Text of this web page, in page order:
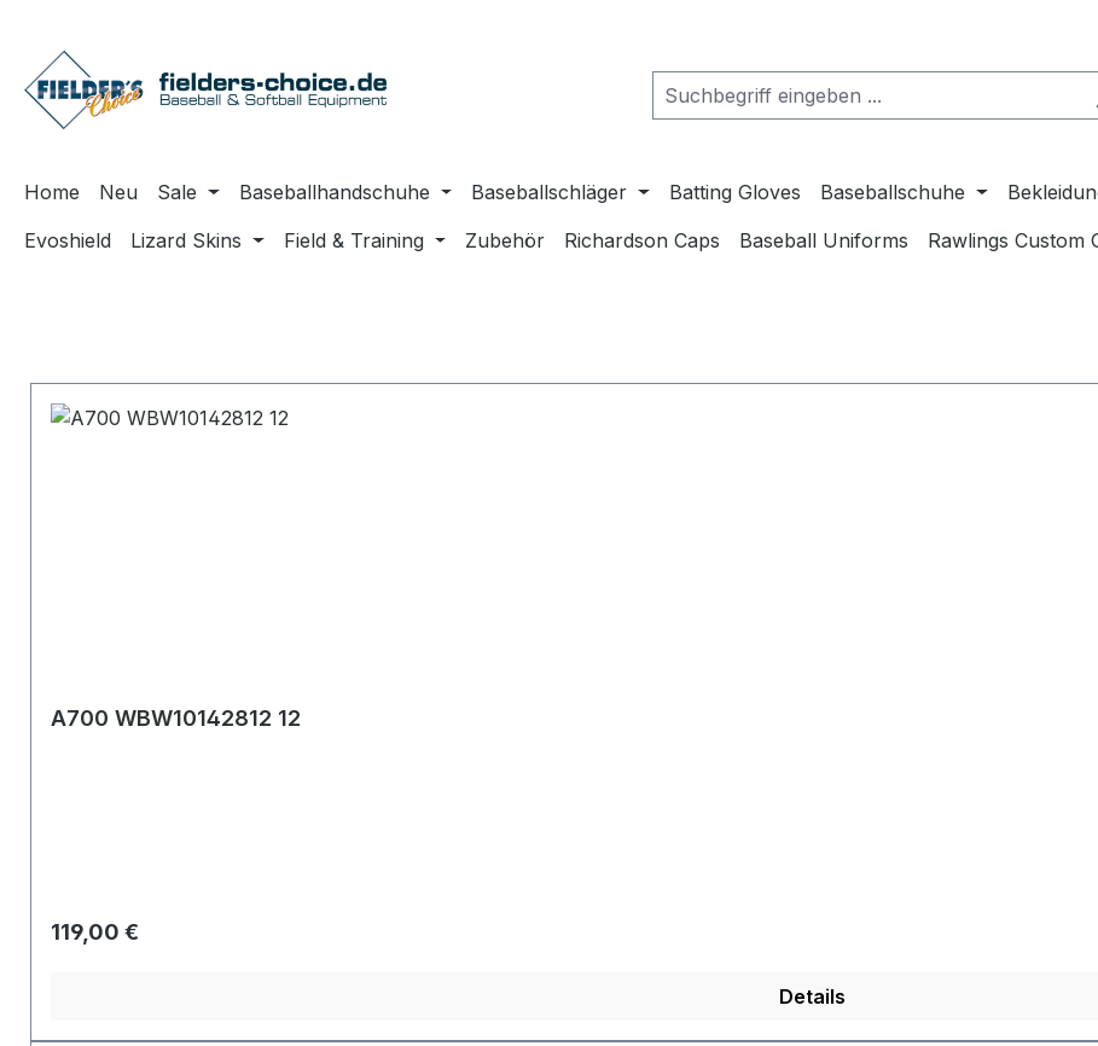
Home Neu Sale Baseballhandschuhe Baseballschläger Batting Gloves Baseballschuhe
Evoshield
Lizard Skins Field & Training Zubehör Richardson Caps Baseball Uniforms Rawlings Custom
A700 WBW10142812 12
Regulärer Preis:
119,00 €
Details